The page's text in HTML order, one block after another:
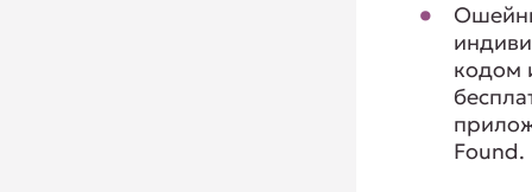
кодом
Found.